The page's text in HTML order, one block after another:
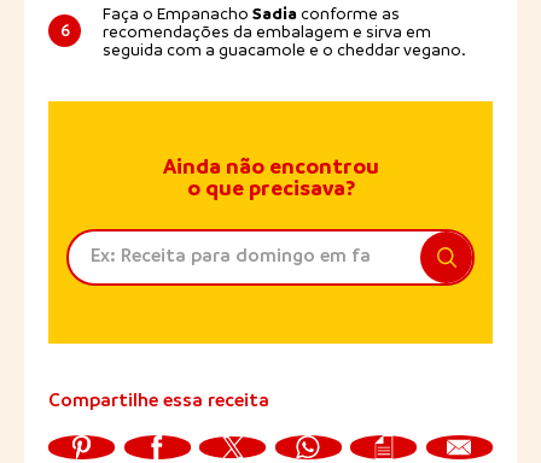
6
Faça o Empanacho Sadia conforme as
recomendações da embalagem e sirva em
seguida com a guacamole e o cheddar vegano.
Ainda não encontrou
o que precisava?
Compartilhe essa receita